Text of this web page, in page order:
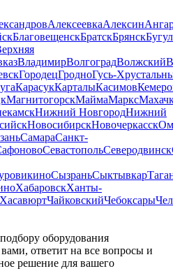
АлексеевкаАлексин
БлаговещенскБратскБрянск
ВладимирВолгоградВолжский
ГородецГродно
КарасукКарталыКасимов
МагнитогорскМаймаМаркс
Нижний НовгородНижний
НовосибирскНовочеркасск
СамараСанкт-
СевастопольСеверодвинск
СызраньСыктывкар
ХабаровскХанты-
ХасавюртЧайковскийЧебоксары
оборудования
ответит на все вопросы и
решение для вашего